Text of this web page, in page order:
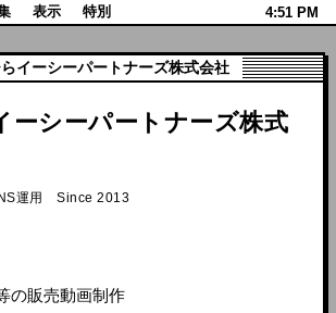
表示 特別 4:51 PM
イーシーパートナーズ株式会社
ーシーパートナーズ株式
運用 Since 2013
の販売動画制作